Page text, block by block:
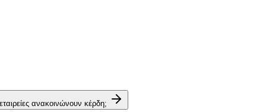
ανακοινώνουν κέρδη;